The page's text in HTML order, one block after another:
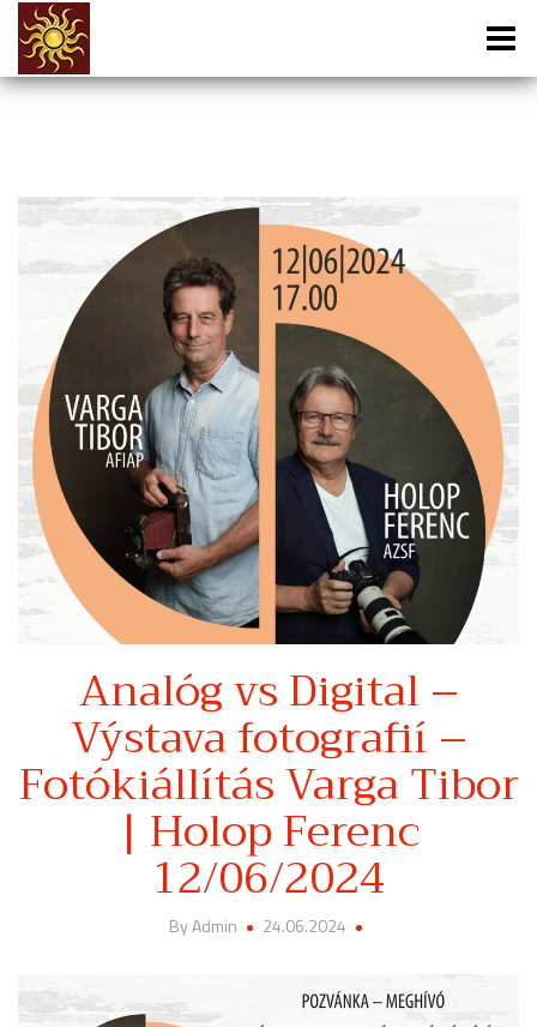
Analóg vs Digital –
Výstava fotografií –
Fotókiállítás Varga Tibor
| Holop Ferenc
12/06/2024
By Admin 24.06.2024